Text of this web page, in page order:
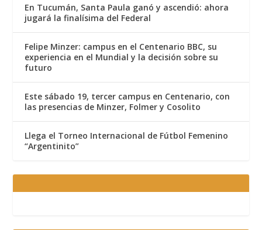
En Tucumán, Santa Paula ganó y ascendió: ahora
jugará la finalísima del Federal
Felipe Minzer: campus en el Centenario BBC, su
experiencia en el Mundial y la decisión sobre su
futuro
Este sábado 19, tercer campus en Centenario, con
las presencias de Minzer, Folmer y Cosolito
Llega el Torneo Internacional de Fútbol Femenino
“Argentinito”